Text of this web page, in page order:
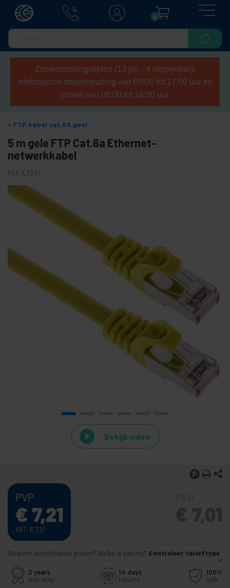
0
Zomeropeningstijden (13 juli - 4 september):
telefonische ondersteuning van 09:00 tot 17:00 uur en
winkel van 08:00 tot 16:30 uur.
FTP kabel cat.6A geel
5 m gele FTP Cat.6a Ethernet-
netwerkkabel
REF: LJ237
Bekijk video
PVP
€ 7,21
VAT: € 7,21
Waarom verschillende prijzen? Welke is van mij? Controleer tarieftype
2 years
warranty
14 days
returns
100%
safe